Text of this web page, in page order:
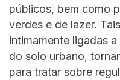
públicos, bem como
verdes e de lazer.
intimamente ligadas
do solo urbano,
para tratar sobre